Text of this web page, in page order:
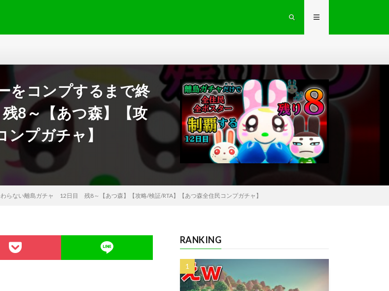
をコンプするまで終
8～【あつ森】【攻
プガチャ】
らない離島ガチャ 12日目 残8～【あつ森】【攻略/検証/RTA】【あつ森全住民コンプガチャ】
RANKING